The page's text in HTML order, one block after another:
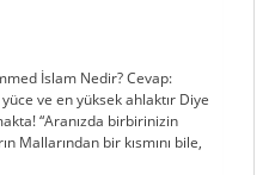
İslam Nedir? Cevap:
ve en yüksek ahlaktır Diye
“Aranızda birbirinizin
Mallarından bir kısmını bile,